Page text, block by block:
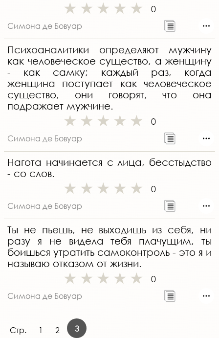
0
Симона де Бовуар
Психоаналитики определяют мужчину
как человеческое существо, а женщину
- как самку; каждый раз, когда
женщина поступает как человеческое
существо, они говорят, что она
подражает мужчине.
0
Симона де Бовуар
Нагота начинается с лица, бесстыдство
- со слов.
0
Симона де Бовуар
Ты не пьешь, не выходишь из себя, ни
разу я не видела тебя плачущим, ты
боишься утратить самоконтроль - это я и
называю отказом от жизни.
0
Симона де Бовуар
Стр. 1 2 3